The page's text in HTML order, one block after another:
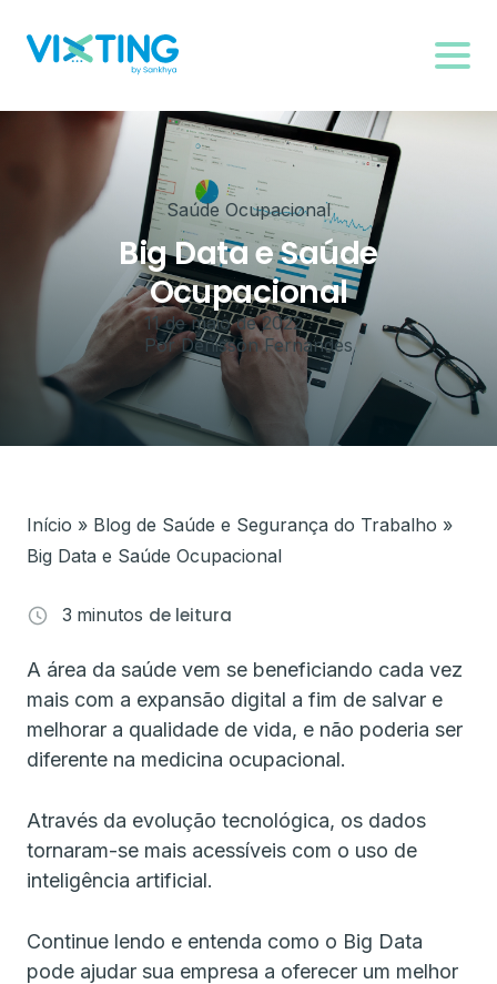
Saúde Ocupacional
Big Data e Saúde
Ocupacional
11 de maio de 2022
PorDenisson Fernandes
Início » Blog de Saúde e Segurança do Trabalho »
Big Data e Saúde Ocupacional
3 minutos de leitura
A área da saúde vem se beneficiando cada vez
mais com a expansão digital a fim de salvar e
melhorar a qualidade de vida, e não poderia ser
diferente na medicina ocupacional.
Através da evolução tecnológica, os dados
tornaram-se mais acessíveis com o uso de
inteligência artificial.
Continue lendo e entenda como o Big Data
pode ajudar sua empresa a oferecer um melhor